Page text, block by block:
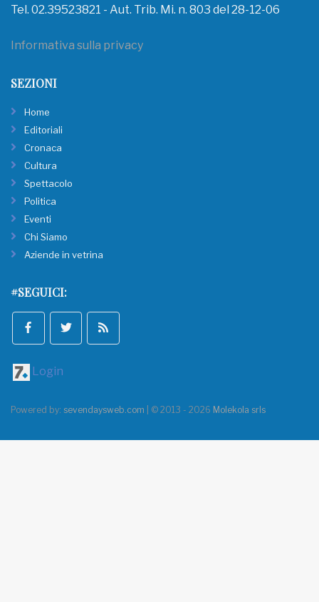
Tel. 02.39523821 - Aut. Trib. Mi. n. 803 del 28-12-06
Informativa sulla privacy
SEZIONI
Home
Editoriali
Cronaca
Cultura
Spettacolo
Politica
Eventi
Chi Siamo
Aziende in vetrina
#SEGUICI:
Login
Powered by: sevendaysweb.com | © 2013 - 2026 Molekola srls